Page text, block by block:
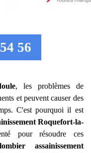
56
, les problèmes de
et peuvent causer des
C'est pourquoi il est
Roquefort-la-
pour résoudre ces
assainissement